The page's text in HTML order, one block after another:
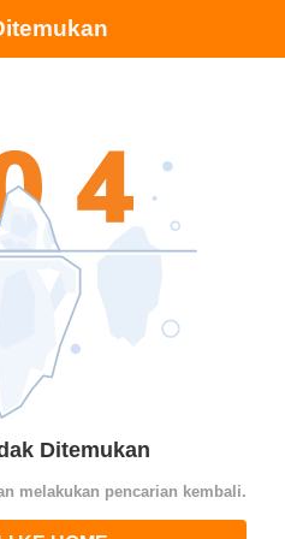
Ditemukan
melakukan pencarian kembali.